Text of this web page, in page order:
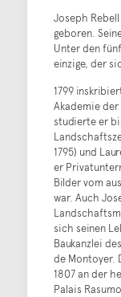
Joseph Rebell
geboren.
Unter den
einzige, der
1799
Akademie
studierte er
1795) und
er
Bilder vom
war. Auch
sich seinen
Baukanzlei
de Montoyer.
1807 an der
Palais